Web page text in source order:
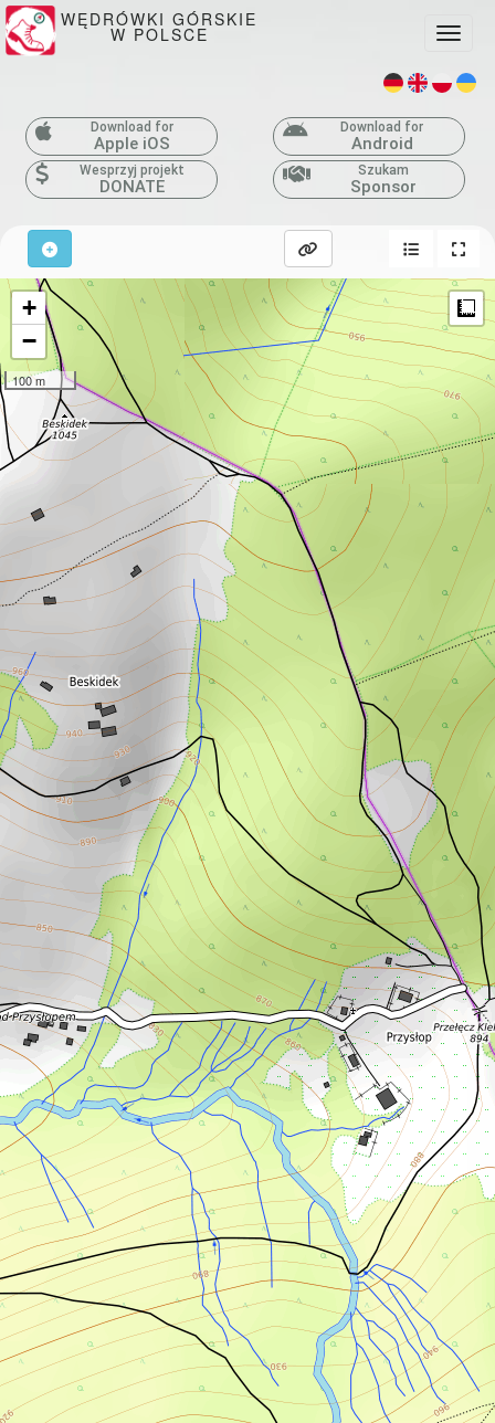
WĘDRÓWKI GÓRSKIE
W POLSCE
Download for
Apple iOS
Download for
Android
Wesprzyj projekt
DONATE
Szukam
Sponsor
+
−
100 m